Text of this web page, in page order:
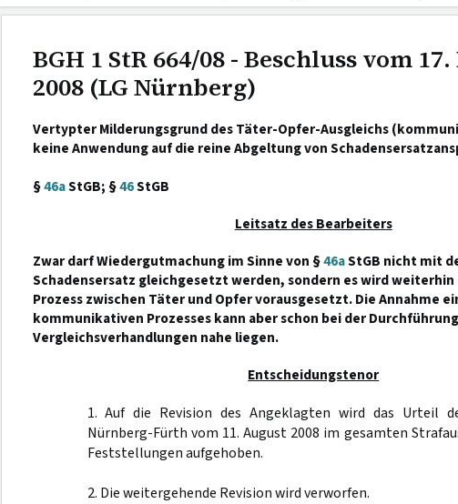
BGH 1 StR 664/08 - Beschluss vom
2008 (LG Nürnberg)
Vertypter Milderungsgrund des Täter-Opfer-Ausgleichs
keine Anwendung auf die reine Abgeltung von
§46aStGB; §46StGB
Leitsatz des Bearbeiters
Zwar darf Wiedergutmachung im Sinne von §46aStGB nicht mit
Schadensersatz gleichgesetzt werden, sondern es wird
Prozess zwischen Täter und Opfer vorausgesetzt. Die Annahme
kommunikativen Prozesses kann aber schon bei der
Vergleichsverhandlungen nahe liegen.
Entscheidungstenor
1. Auf die Revision des Angeklagten wird das Urteil
Nürnberg-Fürth vom 11. August 2008 im gesamten
Feststellungen aufgehoben.
2. Die weitergehende Revision wird verworfen.